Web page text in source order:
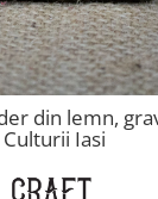
Suvenir
din lemn,
Culturii Iasi